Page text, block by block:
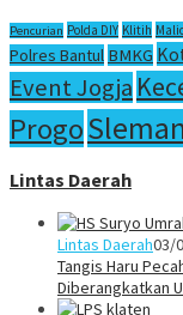
Pencurian Polda DIY Klitih
Polres Bantul BMKG
Event Jogja
Progo
Lintas Daerah
Lintas Daerah03/
Tangis Haru
Diberangkatkan